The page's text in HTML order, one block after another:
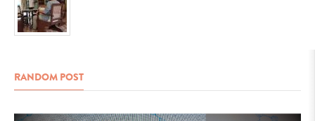
RANDOM POST